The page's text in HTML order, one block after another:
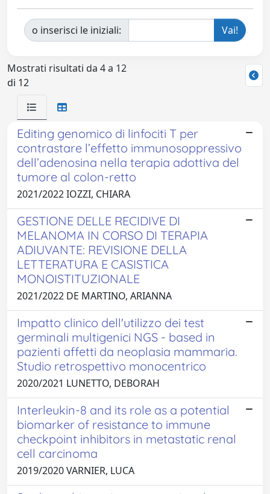
o inserisci le iniziali:
Mostrati risultati da 4 a 12
di 12
Editing genomico di linfociti T per
contrastare l’effetto immunosoppressivo
dell’adenosina nella terapia adottiva del
tumore al colon-retto
2021/2022 IOZZI, CHIARA
GESTIONE DELLE RECIDIVE DI
MELANOMA IN CORSO DI TERAPIA
ADIUVANTE: REVISIONE DELLA
LETTERATURA E CASISTICA
MONOISTITUZIONALE
2021/2022 DE MARTINO, ARIANNA
Impatto clinico dell'utilizzo dei test
germinali multigenici NGS - based in
pazienti affetti da neoplasia mammaria.
Studio retrospettivo monocentrico
2020/2021 LUNETTO, DEBORAH
Interleukin-8 and its role as a potential
biomarker of resistance to immune
checkpoint inhibitors in metastatic renal
cell carcinoma
2019/2020 VARNIER, LUCA